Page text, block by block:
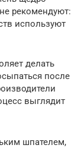
рекомендуют:
используют
делать
после
выглядит
шпателем,